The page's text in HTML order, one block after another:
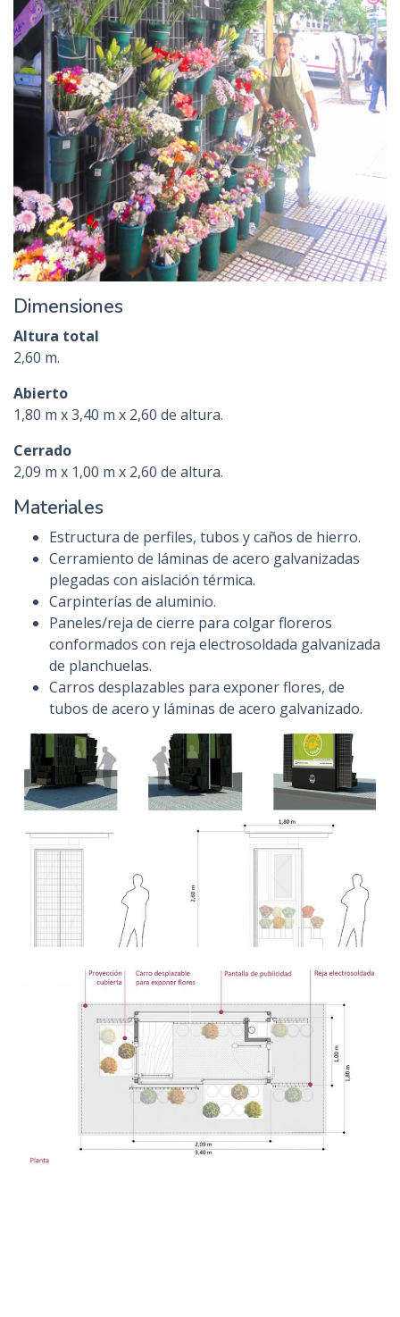
Dimensiones
Altura total
2,60 m.
Abierto
1,80 m x 3,40 m x 2,60 de altura.
Cerrado
2,09 m x 1,00 m x 2,60 de altura.
Materiales
Estructura de perfiles, tubos y caños de hierro.
Cerramiento de láminas de acero galvanizadas
plegadas con aislación térmica.
Carpinterías de aluminio.
Paneles/reja de cierre para colgar floreros
conformados con reja electrosoldada galvanizada
de planchuelas.
Carros desplazables para exponer flores, de
tubos de acero y láminas de acero galvanizado.